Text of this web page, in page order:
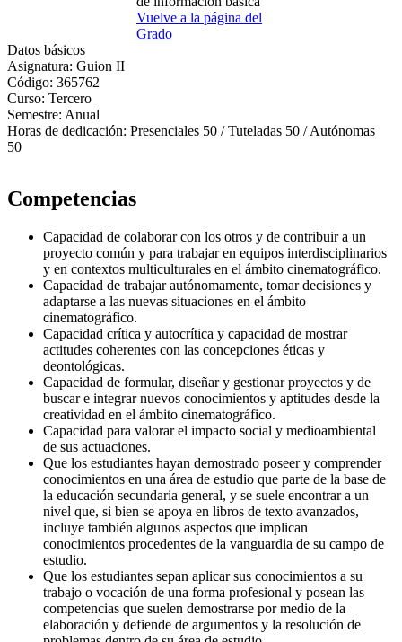
Vuelve a la página del
Grado
Datos básicos
Asignatura: Guion II
Código: 365762
Curso: Tercero
Semestre: Anual
Horas de dedicación: Presenciales 50 / Tuteladas 50 / Autónomas
50
Competencias
Capacidad de colaborar con los otros y de contribuir a un
proyecto común y para trabajar en equipos interdisciplinarios
y en contextos multiculturales en el ámbito cinematográfico.
Capacidad de trabajar autónomamente, tomar decisiones y
adaptarse a las nuevas situaciones en el ámbito
cinematográfico.
Capacidad crítica y autocrítica y capacidad de mostrar
actitudes coherentes con las concepciones éticas y
deontológicas.
Capacidad de formular, diseñar y gestionar proyectos y de
buscar e integrar nuevos conocimientos y aptitudes desde la
creatividad en el ámbito cinematográfico.
Capacidad para valorar el impacto social y medioambiental
de sus actuaciones.
Que los estudiantes hayan demostrado poseer y comprender
conocimientos en una área de estudio que parte de la base de
la educación secundaria general, y se suele encontrar a un
nivel que, si bien se apoya en libros de texto avanzados,
incluye también algunos aspectos que implican
conocimientos procedentes de la vanguardia de su campo de
estudio.
Que los estudiantes sepan aplicar sus conocimientos a su
trabajo o vocación de una forma profesional y posean las
competencias que suelen demostrarse por medio de la
elaboración y defiende de argumentos y la resolución de